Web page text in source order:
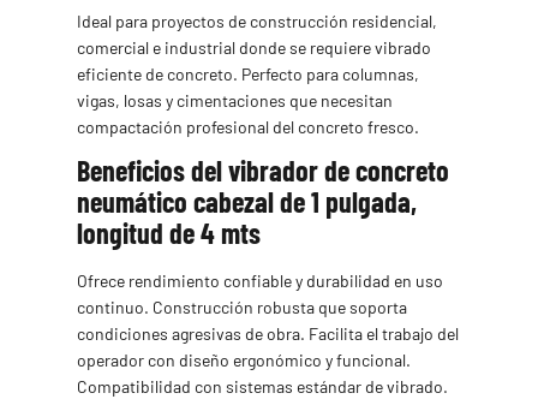
Ideal para proyectos de construcción residencial,
comercial e industrial donde se requiere vibrado
eficiente de concreto. Perfecto para columnas,
vigas, losas y cimentaciones que necesitan
compactación profesional del concreto fresco.
Beneficios del vibrador de concreto
neumático cabezal de 1 pulgada,
longitud de 4 mts
Ofrece rendimiento confiable y durabilidad en uso
continuo. Construcción robusta que soporta
condiciones agresivas de obra. Facilita el trabajo del
operador con diseño ergonómico y funcional.
Compatibilidad con sistemas estándar de vibrado.